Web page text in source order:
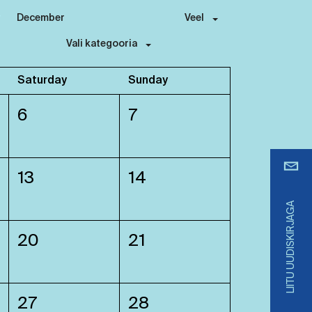
LIITU UUDISKIRJAGA
December Veel
Vali kategooria
Saturday Sunday
6 7
13 14
20 21
27 28